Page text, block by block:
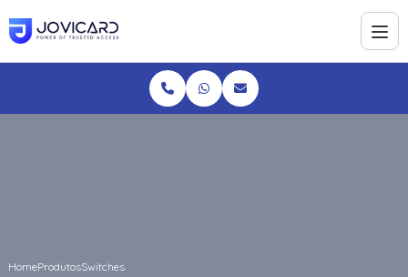
HomeProdutosSwitches